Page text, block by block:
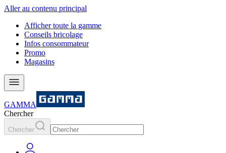
Aller au contenu principal
Afficher toute la gamme
Conseils bricolage
Infos consommateur
Promo
Magasins
GAMMA
Chercher
Chercher